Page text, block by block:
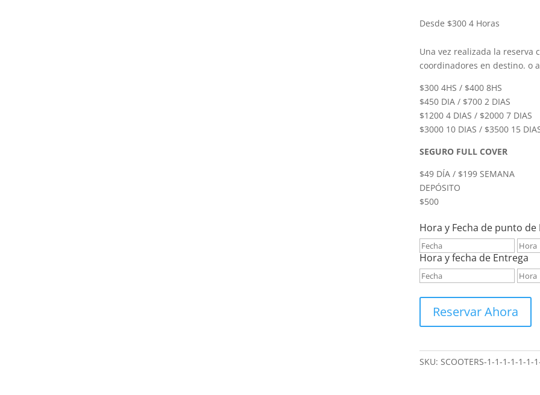
Desde $300 4 Horas
Una vez realizada la reserva
coordinadores en destino. o
$300 4HS / $400 8HS
$450 DIA / $700 2 DIAS
$1200 4 DIAS / $2000 7 DIAS
$3000 10 DIAS / $3500 15
SEGURO FULL COVER
$49 DÍA / $199 SEMANA
DEPÓSITO
$500
Hora y Fecha de punto de
Hora y fecha de Entrega
Reservar Ahora
SKU: SCOOTERS-1-1-1-1-1-1-